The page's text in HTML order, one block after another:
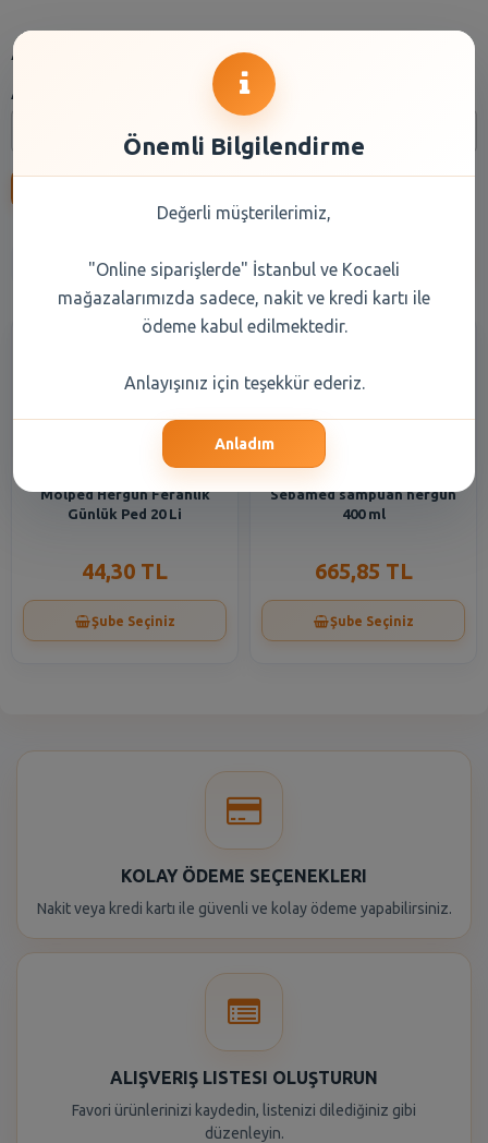
Arama
Arama:
Kuru Gıda Reyon Seçiniz Marka Seçiniz
Molped Hergün Ferahlik
Günlük Ped 20 Li
44,30 TL
Şube Seçiniz
Sebamed sampuan hergun
400 ml
665,85 TL
Şube Seçiniz
KOLAY ÖDEME SEÇENEKLERI
Nakit veya kredi kartı ile güvenli ve kolay ödeme yapabilirsiniz.
ALIŞVERIŞ LISTESI OLUŞTURUN
Favori ürünlerinizi kaydedin, listenizi dilediğiniz gibi
düzenleyin.
Önemli Bilgilendirme
Değerli müşterilerimiz,
"Online siparişlerde" İstanbul ve Kocaeli
mağazalarımızda sadece, nakit ve kredi kartı ile
ödeme kabul edilmektedir.
Anlayışınız için teşekkür ederiz.
Anladım